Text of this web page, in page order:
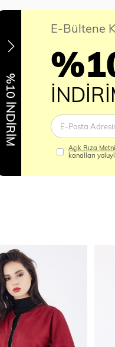
%10 İNDİRİM
E-Bültene
Açık Rıza Metni
kanalları